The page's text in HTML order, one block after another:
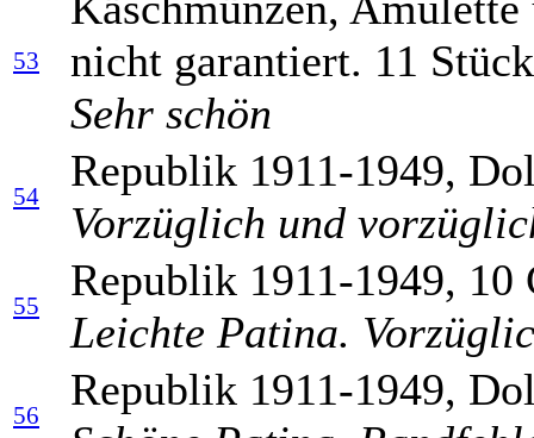
53
nicht garantiert. 11
Sehr schön
54
Republik 1911-1949,
Vorzüglich und
55
Republik 1911-1949,
Leichte Patina.
56
Republik 1911-1949,